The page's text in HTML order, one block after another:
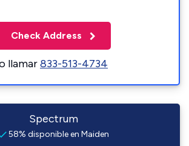
Check Address
llamar833-513-4734
Spectrum
58% disponible en Maiden